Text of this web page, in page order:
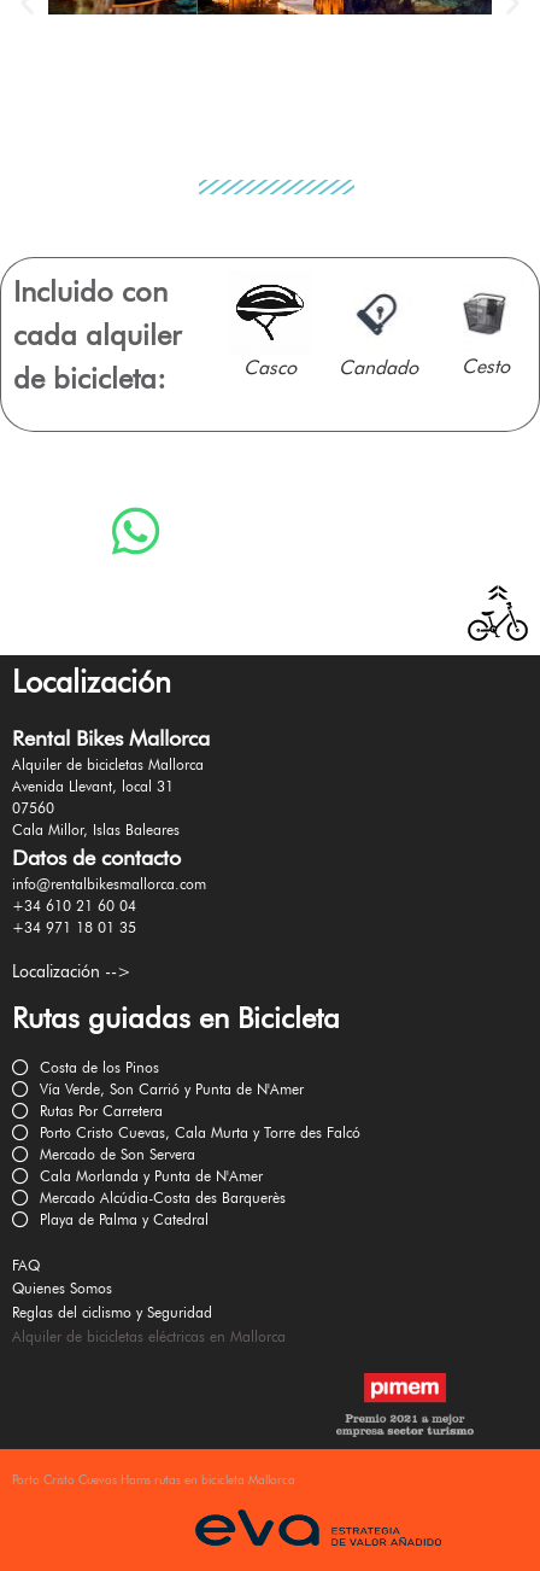
Incluido con
cada alquiler
de bicicleta:
Casco Candado Cesto
Localización
Rental Bikes Mallorca
Alquiler de bicicletas Mallorca
Avenida Llevant, local 31
07560
Cala Millor, Islas Baleares
Datos de contacto
info@rentalbikesmallorca.com
+34 610 21 60 04
+34 971 18 01 35
Localización -->
Rutas guiadas en Bicicleta
Costa de los Pinos
Vía Verde, Son Carrió y Punta de N'Amer
Rutas Por Carretera
Porto Cristo Cuevas, Cala Murta y Torre des Falcó
Mercado de Son Servera
Cala Morlanda y Punta de N'Amer
Mercado Alcúdia-Costa des Barquerès
Playa de Palma y Catedral
FAQ
Quienes Somos
Reglas del ciclismo y Seguridad
Alquiler de bicicletas eléctricas en Mallorca
Porto Cristo Cuevas Hams rutas en bicicleta Mallorca